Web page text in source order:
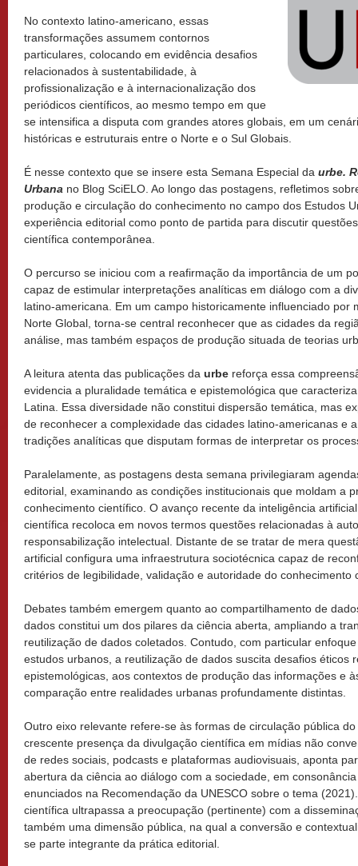
No contexto latino-americano, essas
transformações assumem contornos
particulares, colocando em evidência desafios
relacionados à sustentabilidade, à
profissionalização e à internacionalização dos
periódicos científicos, ao mesmo tempo em que
se intensifica a disputa com grandes atores globais, em um
históricas e estruturais entre o Norte e o Sul Globais.
É nesse contexto que se insere esta Semana Especial da urbe.
Urbana no Blog SciELO. Ao longo das postagens, refletimos
produção e circulação do conhecimento no campo dos Estudos
experiência editorial como ponto de partida para discutir
científica contemporânea.
O percurso se iniciou com a reafirmação da importância de um
capaz de estimular interpretações analíticas em diálogo com a
latino-americana. Em um campo historicamente influenciado por
Norte Global, torna-se central reconhecer que as cidades da
análise, mas também espaços de produção situada de teorias
A leitura atenta das publicações da urbe reforça essa
evidencia a pluralidade temática e epistemológica que
Latina. Essa diversidade não constitui dispersão temática, mas
de reconhecer a complexidade das cidades latino-americanas e
tradições analíticas que disputam formas de interpretar os
Paralelamente, as postagens desta semana privilegiaram
editorial, examinando as condições institucionais que moldam a
conhecimento científico. O avanço recente da inteligência
científica recoloca em novos termos questões relacionadas à
responsabilização intelectual. Distante de se tratar de mera
artificial configura uma infraestrutura sociotécnica capaz de
critérios de legibilidade, validação e autoridade do conhecimento
Debates também emergem quanto ao compartilhamento de
dados constitui um dos pilares da ciência aberta, ampliando a
reutilização de dados coletados. Contudo, com particular
estudos urbanos, a reutilização de dados suscita desafios éticos
epistemológicas, aos contextos de produção das informações e
comparação entre realidades urbanas profundamente distintas.
Outro eixo relevante refere-se às formas de circulação pública
crescente presença da divulgação científica em mídias não
de redes sociais, podcasts e plataformas audiovisuais, aponta
abertura da ciência ao diálogo com a sociedade, em
enunciados na Recomendação da UNESCO sobre o tema
científica ultrapassa a preocupação (pertinente) com a
também uma dimensão pública, na qual a conversão e
se parte integrante da prática editorial.